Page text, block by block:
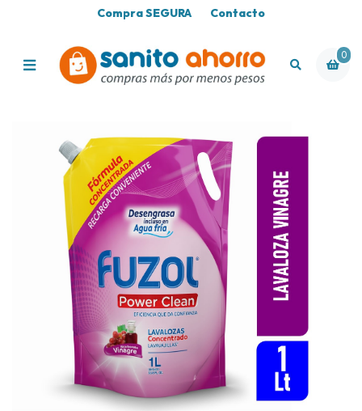
Compra SEGURA Contacto
0